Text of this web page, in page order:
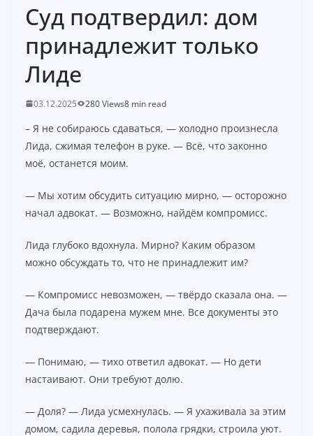
Суд подтвердил: дом
принадлежит только
Лиде
03.12.2025 280 Views8 min read
– Я не собираюсь сдаваться, — холодно произнесла
Лида, сжимая телефон в руке. — Всё, что законно
моё, останется моим.
— Мы хотим обсудить ситуацию мирно, — осторожно
начал адвокат. — Возможно, найдём компромисс.
Лида глубоко вдохнула. Мирно? Каким образом
можно обсуждать то, что не принадлежит им?
— Компромисс невозможен, — твёрдо сказала она. —
Дача была подарена мужем мне. Все документы это
подтверждают.
— Понимаю, — тихо ответил адвокат. — Но дети
настаивают. Они требуют долю.
— Доля? — Лида усмехнулась. — Я ухаживала за этим
домом, садила деревья, полола грядки, строила уют.